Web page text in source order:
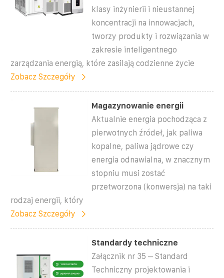
klasy inżynierii i nieustannej
koncentracji na innowacjach,
tworzy produkty i rozwiązania w
zakresie inteligentnego
zarządzania energią, które zasilają codzienne życie
Zobacz Szczegóły
Magazynowanie energii
Aktualnie energia pochodząca z
pierwotnych źródeł, jak paliwa
kopalne, paliwa jądrowe czy
energia odnawialna, w znacznym
stopniu musi zostać
przetworzona (konwersja) na taki
rodzaj energii, który
Zobacz Szczegóły
Standardy techniczne
Załącznik nr 35 – Standard
Techniczny projektowania i